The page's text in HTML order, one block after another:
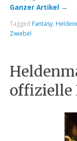
Ganzer Artikel →
Tagged Fantasy,
Zwiebel
offizielle